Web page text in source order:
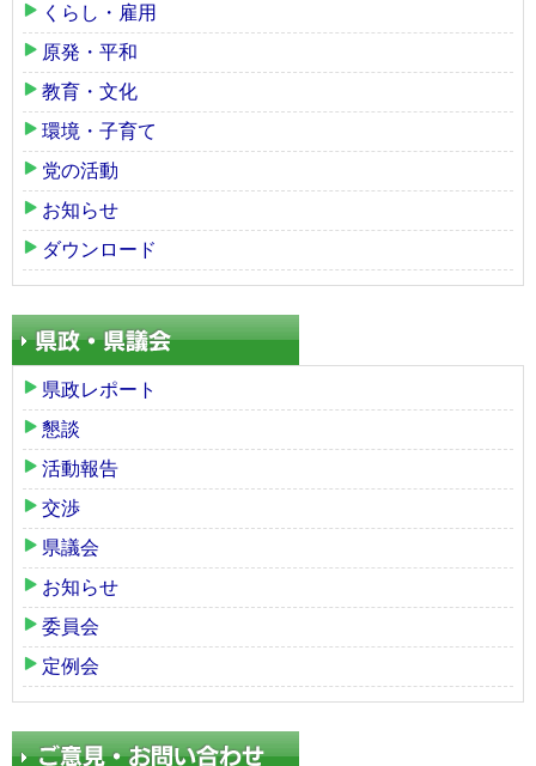
くらし・雇用
原発・平和
教育・文化
環境・子育て
党の活動
お知らせ
ダウンロード
県政レポート
懇談
活動報告
交渉
県議会
お知らせ
委員会
定例会